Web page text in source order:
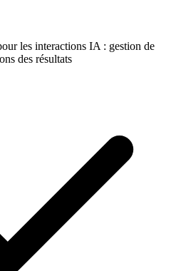
les interactions IA : gestion de
des résultats